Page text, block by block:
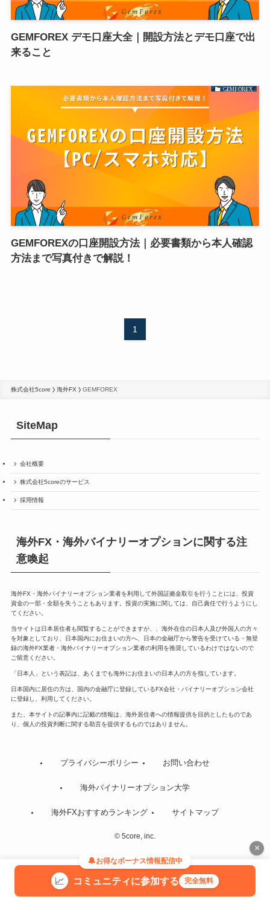
GEMFOREX デモ口座大全｜開設方法とデモ口座で出
来ること
GEMFOREX
GEMFOREXの口座開設方法｜必要書類から本人確認
方法まで写真付きで解説！
1
株式会社5core 海外FX GEMFOREX
SiteMap
会社概要
株式会社5coreのサービス
採用情報
海外FX・海外バイナリーオプションに関する注
意喚起
海外FX・海外バイナリーオプション業者を利用して外国証拠金取引を行うことには、投資
資金の一部・全額を失うこともあります。投資の実施に関しては、自己責任で行うようにし
てください。
当サイトは日本居住者も閲覧することができますが、、海外在住の日本人及び外国人の方々
を対象としており、日本国内にお住まいの方へ、日本の金融庁から警告を受けている・無登
録の海外FX業者・海外バイナリーオプション業者の利用を推奨しているわけではないので
ご留意ください。
「日本人」という表記は、あくまでも海外にお住まいの日本人の方を指しています。
日本国内に居住の方は、国内の金融庁に登録しているFX会社・バイナリーオプション会社
に登録し、利用してください。
また、本サイトの記事内に記載の情報は、海外居住者への情報提供を目的としたものであ
り、個人の投資判断に関する助言を提供するものではありません。
プライバシーポリシー お問い合わせ
海外バイナリーオプション大学
海外FXおすすめランキング サイトマップ
© 5core, inc.
×
お得なボーナス情報配信中
📈 コミュニティに参加する 完全無料